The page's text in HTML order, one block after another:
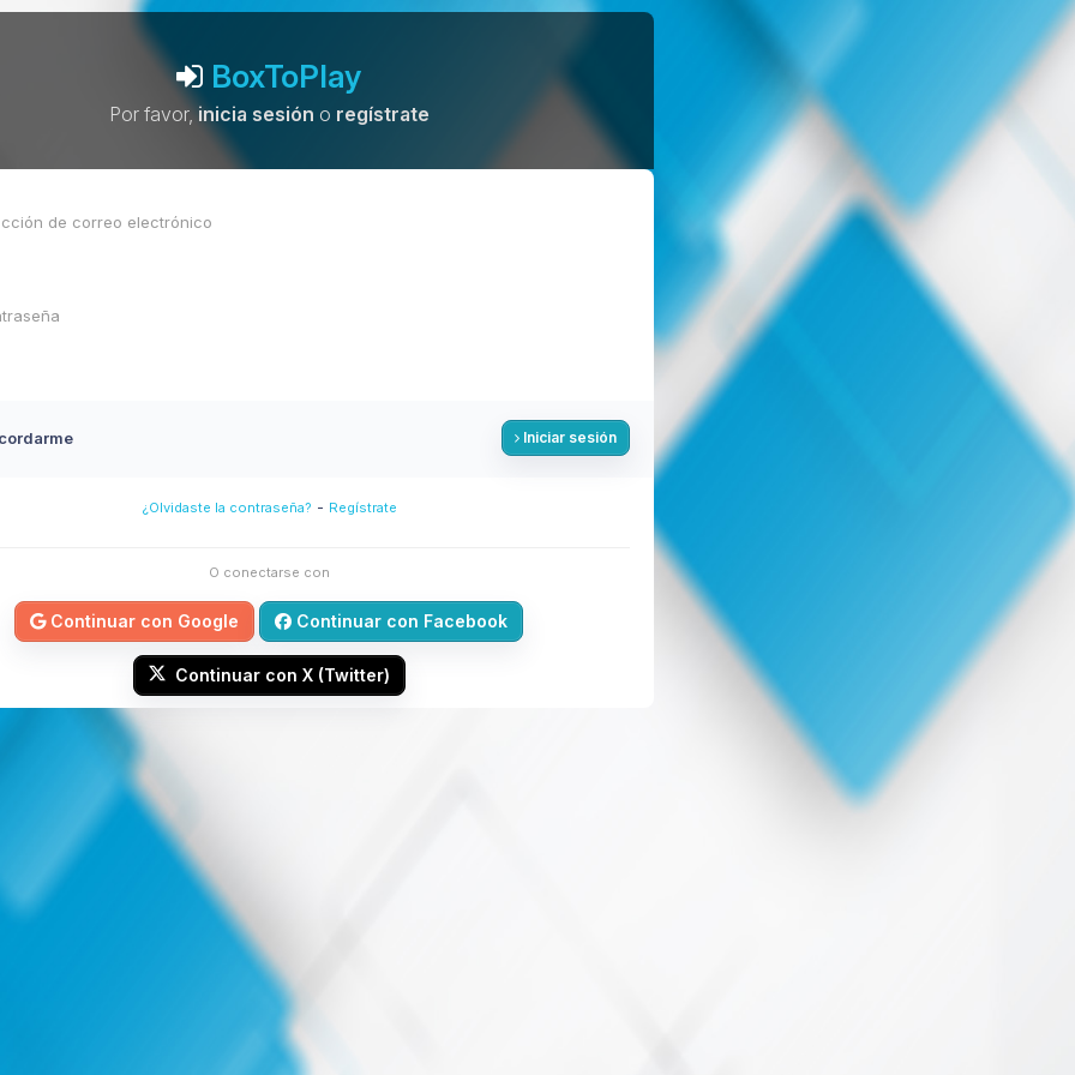
BoxToPlay
Por favor,inicia sesión o regístrate
Iniciar sesión
¿Olvidaste la contraseña? - Regístrate
O conectarse con
Continuar con Google Continuar con Facebook
Continuar con X (Twitter)